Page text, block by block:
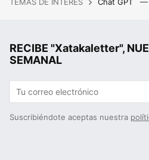
RECIBE "Xatakaletter",
SEMANAL
Suscribiéndote aceptas nuestra